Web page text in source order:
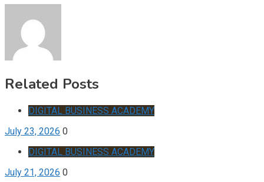
Related Posts
DIGITAL BUSINESS ACADEMY
July 23, 2026 0
DIGITAL BUSINESS ACADEMY
July 21, 2026 0